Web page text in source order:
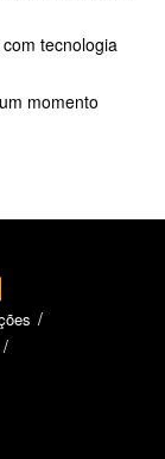
tecnologia
momento